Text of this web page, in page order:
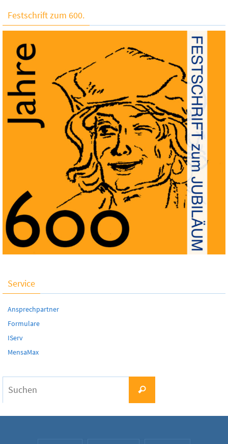
Festschrift zum 600.
Service
Ansprechpartner
Formulare
IServ
MensaMax
Suchen